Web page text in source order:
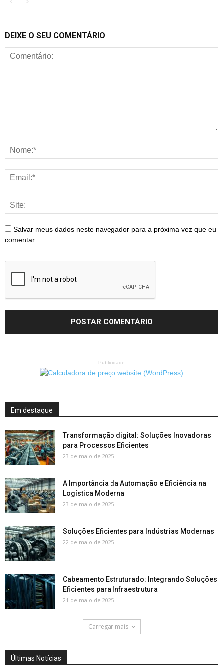
DEIXE O SEU COMENTÁRIO
Salvar meus dados neste navegador para a próxima vez que eu
comentar.
- Publicidade -
Em destaque
Transformação digital: Soluções Inovadoras
para Processos Eficientes
23 de maio de 2025
A Importância da Automação e Eficiência na
Logística Moderna
23 de maio de 2025
Soluções Eficientes para Indústrias Modernas
22 de maio de 2025
Cabeamento Estruturado: Integrando Soluções
Eficientes para Infraestrutura
21 de maio de 2025
Carregar mais
Últimas Notícias